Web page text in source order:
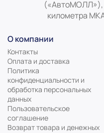
(«АвтоМОЛЛ»),
километра
О компании
Контакты
Оплата и доставка
Политика
конфиденциальности и
обработка персональных
данных
Пользовательское
соглашение
Возврат товара и денежных